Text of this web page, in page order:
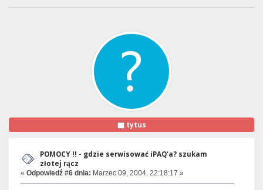
tytus
POMOCY !! - gdzie serwisować iPAQ'a? szukam
złotej rącz
« Odpowiedź #6 dnia: Marzec 09, 2004, 22:18:17 »